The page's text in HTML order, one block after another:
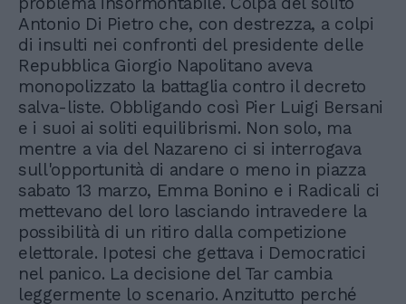
Antonio Di Pietro che, con destrezza, a colpi
di insulti nei confronti del presidente delle
Repubblica Giorgio Napolitano aveva
monopolizzato la battaglia contro il decreto
salva-liste. Obbligando così Pier Luigi Bersani
e i suoi ai soliti equilibrismi. Non solo, ma
mentre a via del Nazareno ci si interrogava
sull'opportunità di andare o meno in piazza
sabato 13 marzo, Emma Bonino e i Radicali ci
mettevano del loro lasciando intravedere la
possibilità di un ritiro dalla competizione
elettorale. Ipotesi che gettava i Democratici
nel panico. La decisione del Tar cambia
leggermente lo scenario. Anzitutto perché